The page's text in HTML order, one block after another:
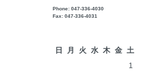
Phone: 047-336-4030
Fax: 047-336-4031
日
月 火 水 木 金 土
1